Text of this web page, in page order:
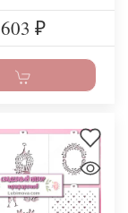
603 ₽